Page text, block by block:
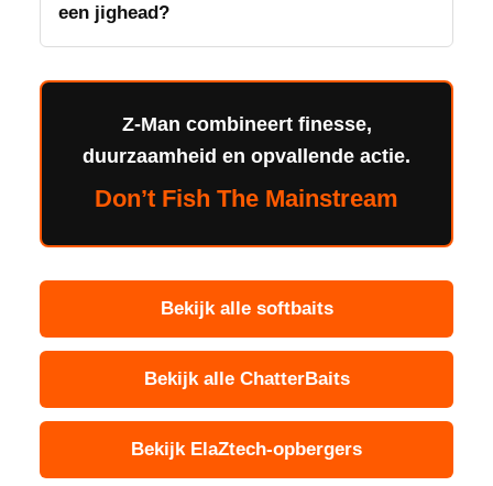
een jighead?
Z-Man combineert finesse,
duurzaamheid en opvallende actie.
Don’t Fish The Mainstream
Bekijk alle softbaits
Bekijk alle ChatterBaits
Bekijk ElaZtech-opbergers